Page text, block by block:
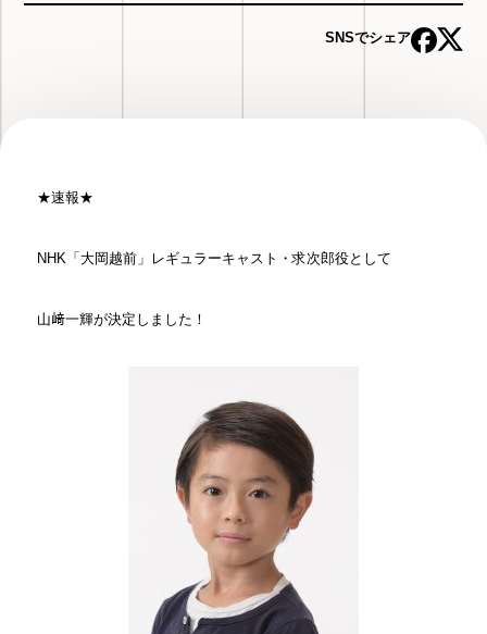
SNSでシェア
★速報★
NHK「大岡越前」レギュラーキャスト・求次郎役として
山﨑一輝が決定しました！